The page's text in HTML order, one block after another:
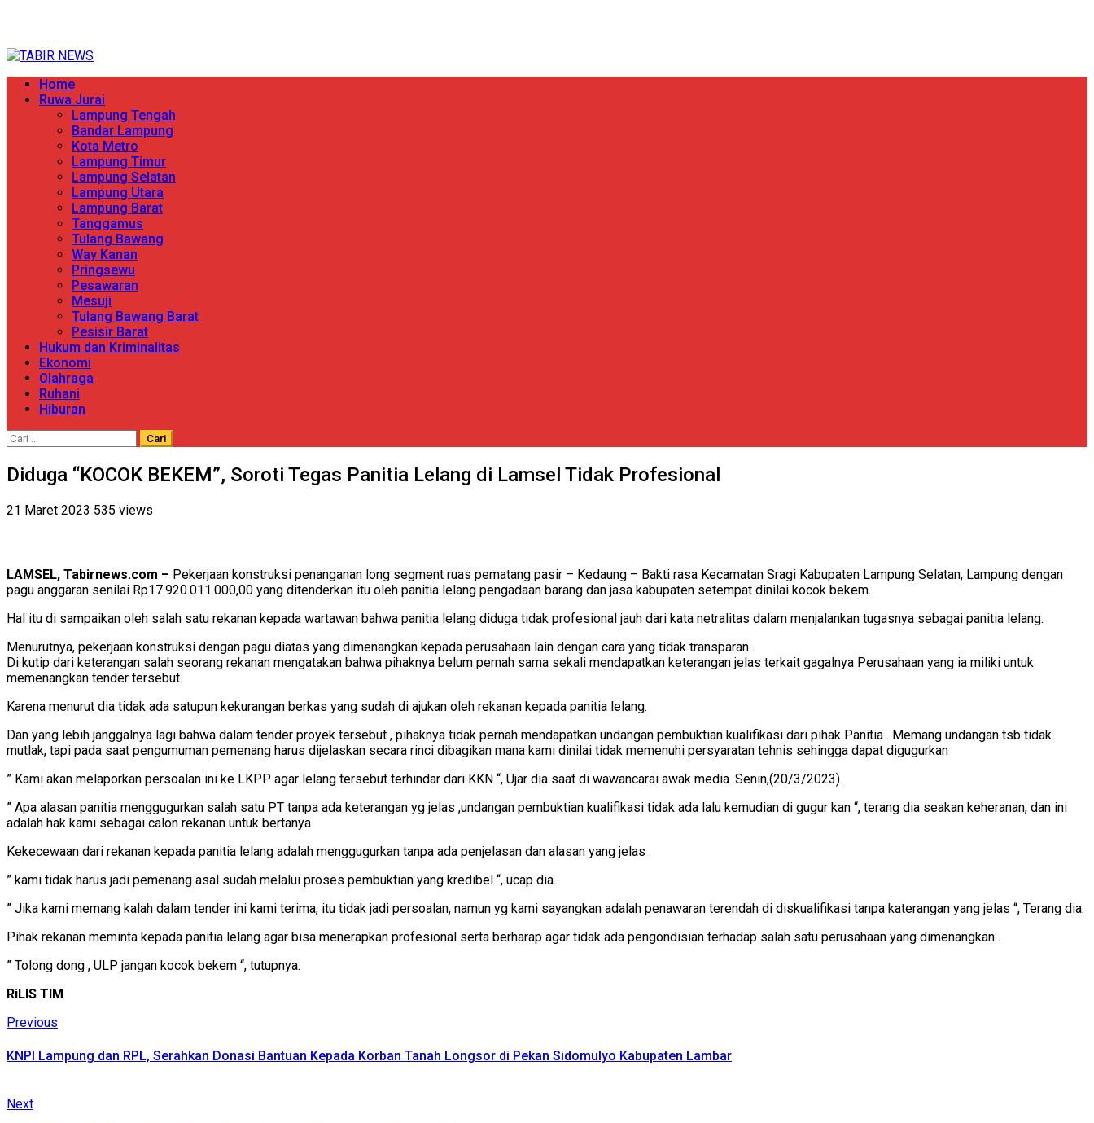
content
Primary
Menu
Home
Ruwa Jurai
Lampung Tengah
Bandar Lampung
Kota Metro
Lampung Timur
Lampung Selatan
Lampung Utara
Lampung Barat
Tanggamus
Tulang Bawang
Way Kanan
Pringsewu
Pesawaran
Mesuji
Tulang Bawang Barat
Pesisir Barat
Hukum dan Kriminalitas
Ekonomi
Olahraga
Ruhani
Hiburan
Cari
Diduga “KOCOK BEKEM”, Soroti Tegas Panitia Lelang di Lamsel Tidak Profesional
21 Maret 2023 535 views
LAMSEL, Tabirnews.com – Pekerjaan konstruksi penanganan long segment ruas pematang pasir – Kedaung – Bakti rasa Kecamatan Sragi Kabupaten Lampung Selatan, Lampung dengan
pagu anggaran senilai Rp17.920.011.000,00 yang ditenderkan itu oleh panitia lelang pengadaan barang dan jasa kabupaten setempat dinilai kocok bekem.
Hal itu di sampaikan oleh salah satu rekanan kepada wartawan bahwa panitia lelang diduga tidak profesional jauh dari kata netralitas dalam menjalankan tugasnya sebagai panitia lelang.
Menurutnya, pekerjaan konstruksi dengan pagu diatas yang dimenangkan kepada perusahaan lain dengan cara yang tidak transparan .
Di kutip dari keterangan salah seorang rekanan mengatakan bahwa pihaknya belum pernah sama sekali mendapatkan keterangan jelas terkait gagalnya Perusahaan yang ia miliki untuk
memenangkan tender tersebut.
Karena menurut dia tidak ada satupun kekurangan berkas yang sudah di ajukan oleh rekanan kepada panitia lelang.
Dan yang lebih janggalnya lagi bahwa dalam tender proyek tersebut , pihaknya tidak pernah mendapatkan undangan pembuktian kualifikasi dari pihak Panitia . Memang undangan tsb tidak
mutlak, tapi pada saat pengumuman pemenang harus dijelaskan secara rinci dibagikan mana kami dinilai tidak memenuhi persyaratan tehnis sehingga dapat digugurkan
” Kami akan melaporkan persoalan ini ke LKPP agar lelang tersebut terhindar dari KKN “, Ujar dia saat di wawancarai awak media .Senin,(20/3/2023).
” Apa alasan panitia menggugurkan salah satu PT tanpa ada keterangan yg jelas ,undangan pembuktian kualifikasi tidak ada lalu kemudian di gugur kan “, terang dia seakan keheranan, dan ini
adalah hak kami sebagai calon rekanan untuk bertanya
Kekecewaan dari rekanan kepada panitia lelang adalah menggugurkan tanpa ada penjelasan dan alasan yang jelas .
” kami tidak harus jadi pemenang asal sudah melalui proses pembuktian yang kredibel “, ucap dia.
” Jika kami memang kalah dalam tender ini kami terima, itu tidak jadi persoalan, namun yg kami sayangkan adalah penawaran terendah di diskualifikasi tanpa katerangan yang jelas “, Terang dia.
Pihak rekanan meminta kepada panitia lelang agar bisa menerapkan profesional serta berharap agar tidak ada pengondisian terhadap salah satu perusahaan yang dimenangkan .
” Tolong dong , ULP jangan kocok bekem “, tutupnya.
RiLIS TIM
Continue
Reading
Previous
KNPI Lampung dan RPL, Serahkan Donasi Bantuan Kepada Korban Tanah Longsor di Pekan Sidomulyo Kabupaten Lambar
NextNext